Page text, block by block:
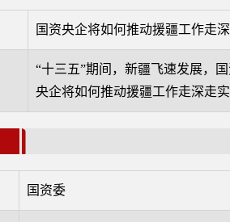
国资央企将如何推动援疆工作走
“十三五”期间，新疆飞速发展，
央企将如何推动援疆工作走深走
国资委